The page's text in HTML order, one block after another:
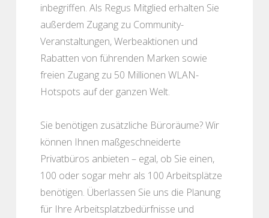
inbegriffen. Als Regus Mitglied erhalten Sie
außerdem Zugang zu Community-
Veranstaltungen, Werbeaktionen und
Rabatten von führenden Marken sowie
freien Zugang zu 50 Millionen WLAN-
Hotspots auf der ganzen Welt.
Sie benötigen zusätzliche Büroräume? Wir
können Ihnen maßgeschneiderte
Privatbüros anbieten – egal, ob Sie einen,
100 oder sogar mehr als 100 Arbeitsplätze
benötigen. Überlassen Sie uns die Planung
für Ihre Arbeitsplatzbedürfnisse und